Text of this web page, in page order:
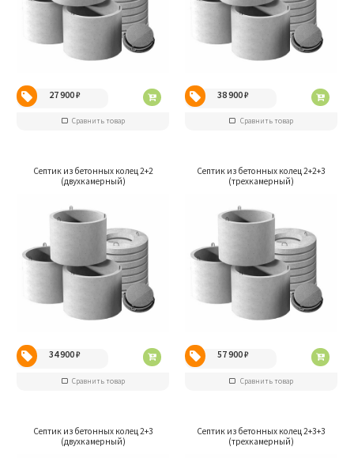
27 900₽
Сравнить товар
38 900₽
Сравнить товар
Септик из бетонных колец 2+2
(двухкамерный)
34 900₽
Сравнить товар
Септик из бетонных колец 2+2+3
(трехкамерный)
57 900₽
Сравнить товар
Септик из бетонных колец 2+3
(двухкамерный)
Септик из бетонных колец 2+3+3
(трехкамерный)